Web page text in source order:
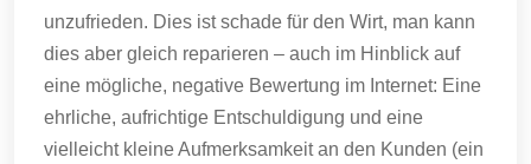
unzufrieden. Dies ist schade für den Wirt, man kann
dies aber gleich reparieren – auch im Hinblick auf
eine mögliche, negative Bewertung im Internet: Eine
ehrliche, aufrichtige Entschuldigung und eine
vielleicht kleine Aufmerksamkeit an den Kunden (ein